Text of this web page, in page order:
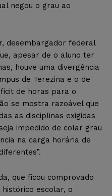
negou o grau ao
desembargador federal
apesar de o aluno ter
houve uma divergência
de Terezina e o de
de horas para o
se mostra razoável que
as disciplinas exigidas
impedido de colar grau
na carga horária de
que ficou comprovado
escolar, o